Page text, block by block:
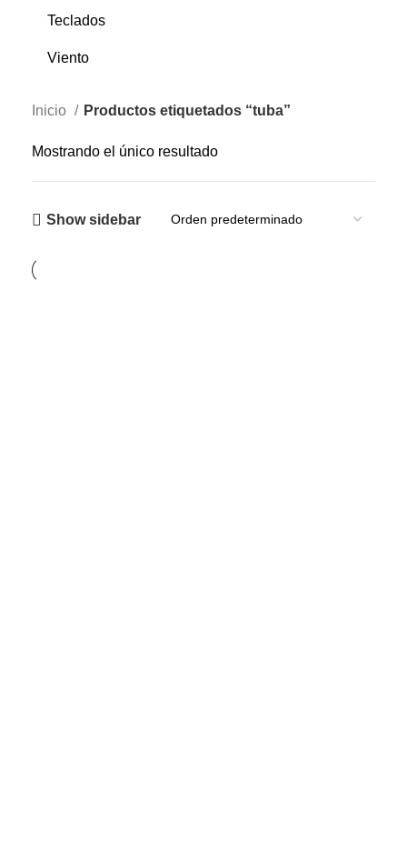
Teclados
Viento
Inicio Productos etiquetados “tuba”
Mostrando el único resultado
Show sidebar